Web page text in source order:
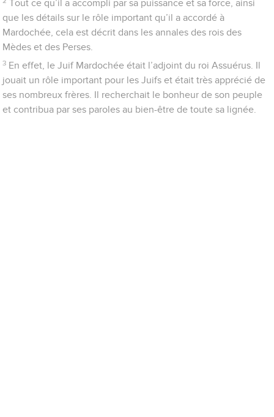
Tout ce qu’il a accompli par sa puissance et sa force, ainsi
que les détails sur le rôle important qu’il a accordé à
Mardochée, cela est décrit dans les annales des rois des
Mèdes et des Perses.
3 En effet, le Juif Mardochée était l’adjoint du roi Assuérus. Il
jouait un rôle important pour les Juifs et était très apprécié de
ses nombreux frères. Il recherchait le bonheur de son peuple
et contribua par ses paroles au bien-être de toute sa lignée.